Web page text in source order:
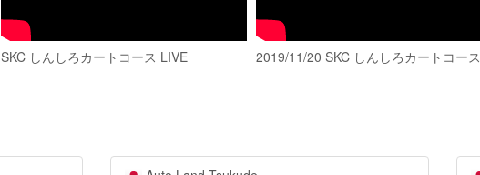
SKC しんしろカートコース LIVE 2019/11/20 SKC しんしろカートコース